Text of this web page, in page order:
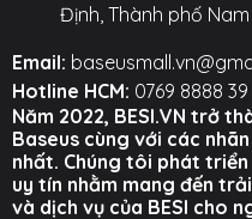
Định, Thành phố
Email:
Hotline HCM: 0769 8888 39
Năm 2022, BESI.VN trở
Baseus cùng với các
nhất. Chúng tôi phát
uy tín nhằm mang đến
và dịch vụ của BESI cho